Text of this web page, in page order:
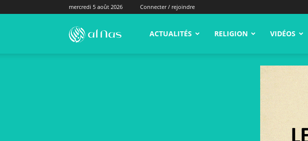
mercredi 5 août 2026 Connecter / rejoindre
alNas.fr ACTUALITÉS RELIGION VIDÉOS